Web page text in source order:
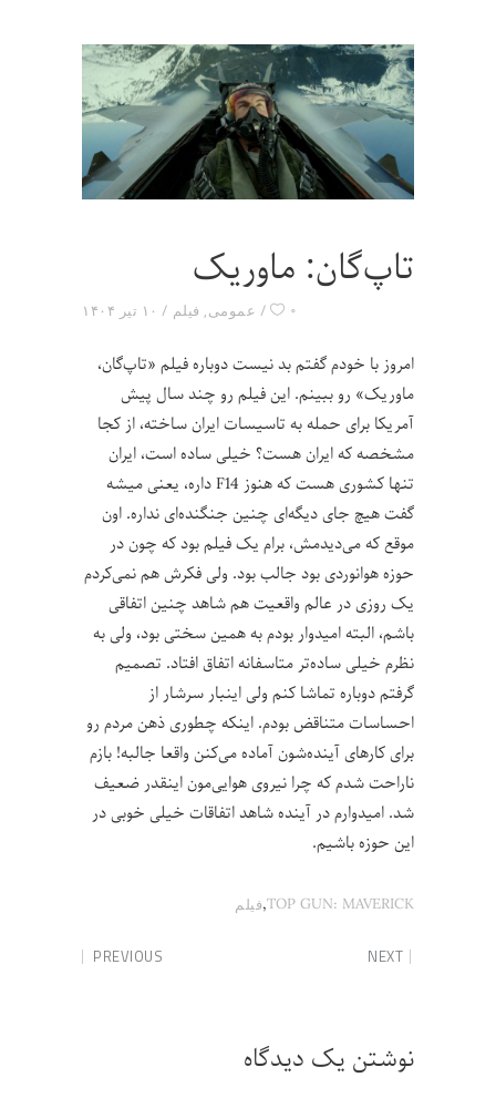
تاپ‌گان: ماوریک
۱۰ تیر ۱۴۰۴ عمومی, فیلم ۰
امروز با خودم گفتم بد نیست دوباره فیلم «تاپ‌گان،
ماوریک» رو ببینم. این فیلم رو چند سال پیش
آمریکا برای حمله به تاسیسات ایران ساخته، از کجا
مشخصه که ایران هست؟ خیلی ساده است، ایران
تنها کشوری هست که هنوز F14 داره، یعنی میشه
گفت هیچ جای دیگه‌ای چنین جنگنده‌ای نداره. اون
موقع که می‌دیدمش، برام یک فیلم بود که چون در
حوزه هوانوردی بود جالب بود. ولی فکرش هم نمی‌کردم
یک روزی در عالم واقعیت هم شاهد چنین اتفاقی
باشم، البته امیدوار بودم به همین سختی بود، ولی به
نظرم خیلی ساده‌تر متاسفانه اتفاق افتاد. تصمیم
گرفتم دوباره تماشا کنم ولی اینبار سرشار از
احساسات متناقض بودم. اینکه چطوری ذهن مردم رو
برای کارهای آینده‌شون آماده می‌کنن واقعا جالبه! بازم
ناراحت شدم که چرا نیروی هوایی‌مون اینقدر ضعیف
شد. امیدوارم در آینده شاهد اتفاقات خیلی خوبی در
این حوزه باشیم.
TOP GUN: MAVERICK
,فیلم
PREVIOUS NEXT
نوشتن یک دیدگاه